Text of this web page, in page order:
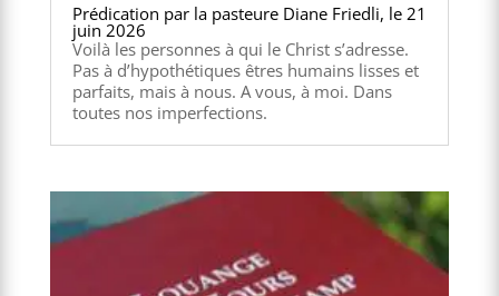
Prédication par la pasteure Diane Friedli, le 21
juin 2026
Voilà les personnes à qui le Christ s’adresse.
Pas à d’hypothétiques êtres humains lisses et
parfaits, mais à nous. A vous, à moi. Dans
toutes nos imperfections.